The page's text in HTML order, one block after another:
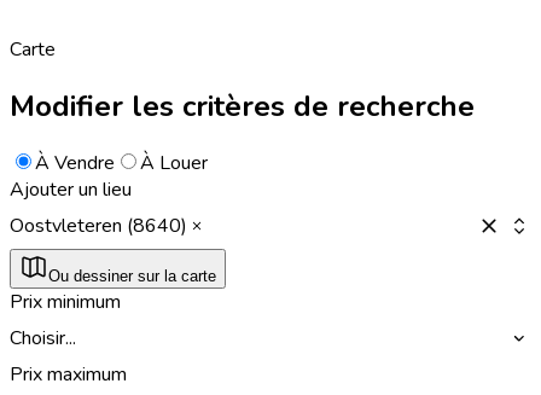
Carte
Modifier les critères de recherche
À Vendre
À Louer
Ajouter un lieu
Oostvleteren (8640)
Ou dessiner sur la carte
Prix minimum
Choisir...
Prix maximum